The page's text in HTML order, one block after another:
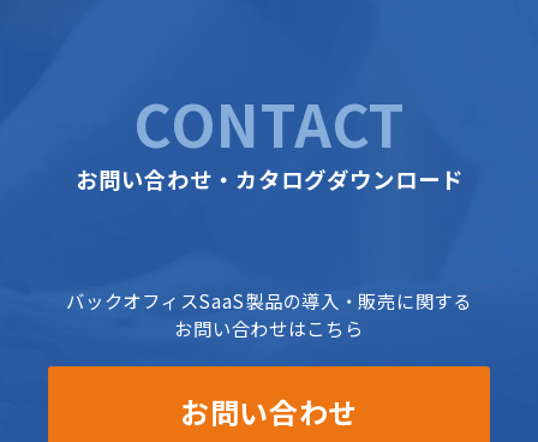
CONTACT
お問い合わせ・カタログダウンロード
バックオフィスSaaS製品の導入・販売に関する
お問い合わせはこちら
お問い合わせ